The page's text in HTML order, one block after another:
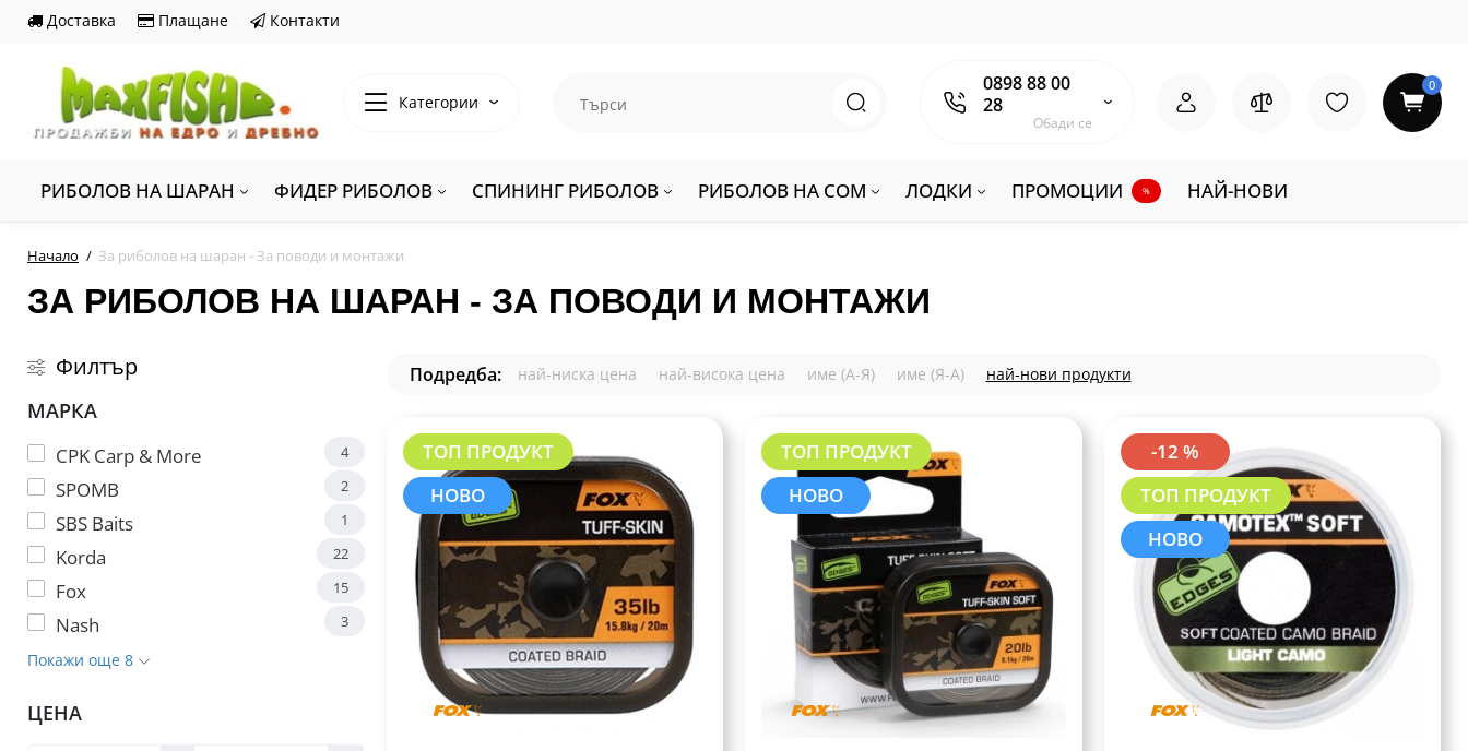
Доставка Плащане Контакти
Категории
0898 88 00
28
Обади се
0
РИБОЛОВ НА ШАРАН ФИДЕР РИБОЛОВ СПИНИНГ РИБОЛОВ РИБОЛОВ НА СОМ ЛОДКИ ПРОМОЦИИ % НАЙ-НОВИ
Начало За риболов на шаран - За поводи и монтажи
ЗА РИБОЛОВ НА ШАРАН - ЗА ПОВОДИ И МОНТАЖИ
Филтър
МАРКА
CPK Carp & More 4
SPOMB 2
SBS Baits 1
Korda 22
Fox 15
Nash 3
Покажи още 8
ЦЕНА
Подредба: най-ниска цена най-висока цена име (А-Я) име (Я-А) най-нови продукти
ТОП ПРОДУКТ
НОВО
ТОП ПРОДУКТ
НОВО
-12 %
ТОП ПРОДУКТ
НОВО